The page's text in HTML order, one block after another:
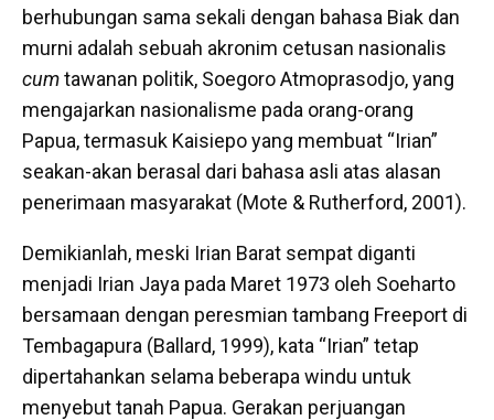
berhubungan sama sekali dengan bahasa Biak dan
murni adalah sebuah akronim cetusan nasionalis
cumtawanan politik, Soegoro Atmoprasodjo, yang
mengajarkan nasionalisme pada orang-orang
Papua, termasuk Kaisiepo yang membuat “Irian”
seakan-akan berasal dari bahasa asli atas alasan
penerimaan masyarakat (Mote & Rutherford, 2001).
Demikianlah, meski Irian Barat sempat diganti
menjadi Irian Jaya pada Maret 1973 oleh Soeharto
bersamaan dengan peresmian tambang Freeport di
Tembagapura (Ballard, 1999), kata “Irian” tetap
dipertahankan selama beberapa windu untuk
menyebut tanah Papua. Gerakan perjuangan